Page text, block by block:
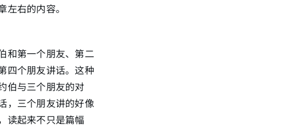
右的内容。
和第一个朋友、第二
四个朋友讲话。这种
伯与三个朋友的对
，三个朋友讲的好像
读起来不只是篇幅